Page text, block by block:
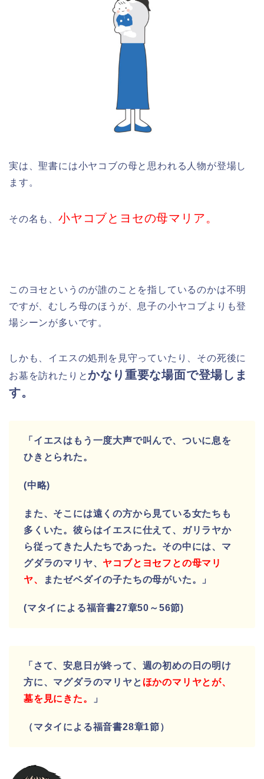
実は、聖書には小ヤコブの母と思われる人物が登場し
ます。
その名も、 小ヤコブとヨセの母マリア。
このヨセというのが誰のことを指しているのかは不明
ですが、むしろ母のほうが、息子の小ヤコブよりも登
場シーンが多いです。
しかも、イエスの処刑を見守っていたり、その死後に
お墓を訪れたりとかなり重要な場面で登場しま
す。
「イエスはもう一度大声で叫んで、ついに息を
ひきとられた。
(中略)
また、そこには遠くの方から見ている女たちも
多くいた。彼らはイエスに仕えて、ガリラヤか
ら従ってきた人たちであった。 その中には、マ
グダラのマリヤ、 ヤコブとヨセフとの母マリ
ヤ、
またゼベダイの子たちの母がいた。」
(マタイによる福音書27章50～56節)
「さて、安息日が終って、週の初めの日の明け
方に、マグダラのマリヤと ほかのマリヤとが、
墓を見にきた。
」
（マタイによる福音書28章1節）